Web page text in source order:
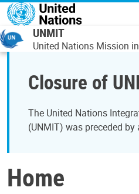
Ana içeriğe atla
UNMIT
United Nations Mission
Closure of
The United Nations
(UNMIT) was preceded
Home